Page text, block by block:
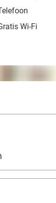
Wi-Fi